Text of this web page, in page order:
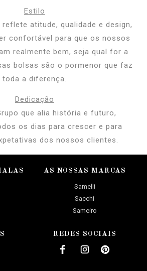
Estilo
atitude, qualidade e design,
confortável para que os nossos
realmente bem, seja qual for a
bolsas são o pormenor que faz
toda a diferença.
Dedicação
que alia história e futuro,
os dias para crescer e para
dos nossos clientes.
AS NOSSAS MARCAS
Samelli
Sacchi
Sameiro
REDES SOCIAIS